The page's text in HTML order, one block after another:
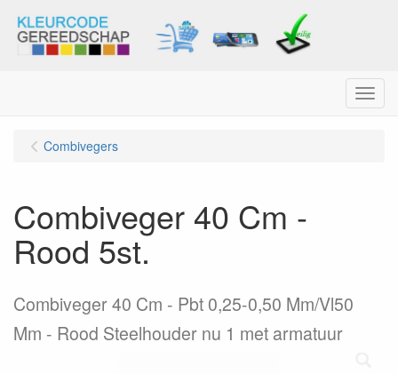
Menu
Combivegers
Combiveger 40 Cm -
Rood 5st.
Combiveger 40 Cm - Pbt 0,25-0,50 Mm/Vl50
Mm - Rood Steelhouder nu 1 met armatuur